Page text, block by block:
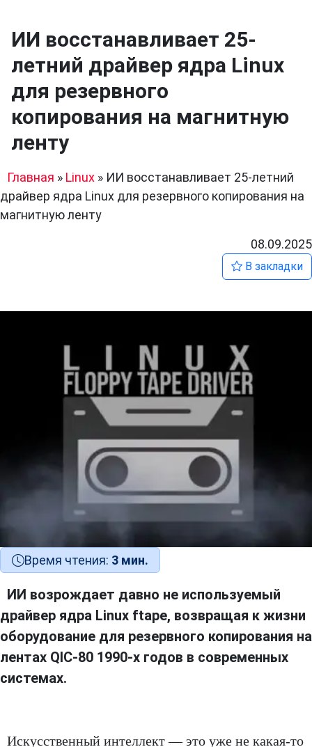
ИИ восстанавливает 25-
летний драйвер ядра Linux
для резервного
копирования на магнитную
ленту
Главная » Linux » ИИ восстанавливает 25-летний
драйвер ядра Linux для резервного копирования на
магнитную ленту
08.09.2025
В закладки
Время чтения: 3 мин.
ИИ возрождает давно не используемый
драйвер ядра Linux ftape, возвращая к жизни
оборудование для резервного копирования на
лентах QIC-80 1990-х годов в современных
системах.
Искусственный интеллект — это уже не какая-то